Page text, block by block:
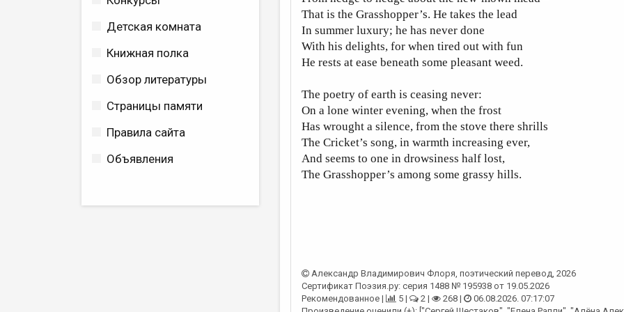
Детская комната
Книжная полка
Обзор литературы
Страницы памяти
Правила сайта
Объявления
That is the Grasshopper’s. He takes the lead
In summer luxury; he has never done
With his delights, for when tired out with fun
He rests at ease beneath some pleasant weed.
The poetry of earth is ceasing never:
On a lone winter evening, when the frost
Has wrought a silence, from the stove there shrills
The Cricket’s song, in warmth increasing ever,
And seems to one in drowsiness half lost,
The Grasshopper’s among some grassy hills.
Александр Владимирович Флоря, поэтический перевод, 2026
Сертификат Поэзия.ру: серия 1488 № 195938 от 19.05.2026
Рекомендованное |
5 | 2 | 268 |
06.08.2026. 07:17:07